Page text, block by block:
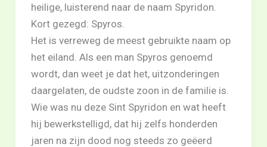
heilige, luisterend naar de naam Spyridon.
Kort gezegd: Spyros.
Het is verreweg de meest gebruikte naam op
het eiland. Als een man Spyros genoemd
wordt, dan weet je dat het, uitzonderingen
daargelaten, de oudste zoon in de familie is.
Wie was nu deze Sint Spyridon en wat heeft
hij bewerkstelligd, dat hij zelfs honderden
jaren na zijn dood nog steeds zo geëerd